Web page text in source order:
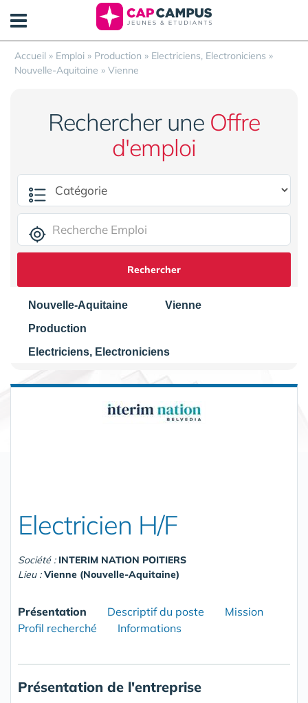
Accueil » Emploi » Production » Electriciens, Electroniciens »
Nouvelle-Aquitaine » Vienne
Rechercher une Offre
d'emploi
Rechercher
Nouvelle-Aquitaine
Vienne
Production
Electriciens, Electroniciens
Electricien H/F
Société : INTERIM NATION POITIERS
Lieu :Vienne (Nouvelle-Aquitaine)
Présentation Descriptif du poste
Mission
Profil recherché
Informations
Présentation de l'entreprise
Panneau de gestion des cookies